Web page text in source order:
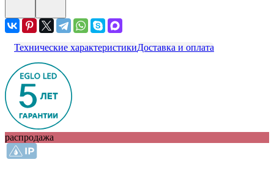
Технические характеристикиДоставка и оплата
распродажа